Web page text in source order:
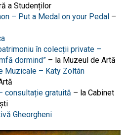
a Studenților
– Put a Medal on your Pedal –
în colecții private –
dormind” – la Muzeul de Artă
Muzicale – Katy Zoltán
consultație gratuită – la Cabinet
Gheorgheni